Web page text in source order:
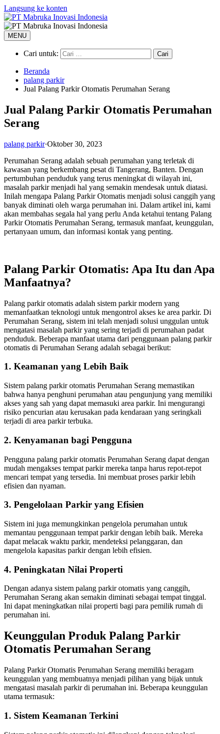
Langsung ke konten
MENU
Cari untuk:
Beranda
palang parkir
Jual Palang Parkir Otomatis Perumahan Serang
Jual Palang Parkir Otomatis Perumahan
Serang
palang parkir·Oktober 30, 2023
Perumahan Serang adalah sebuah perumahan yang terletak di
kawasan yang berkembang pesat di Tangerang, Banten. Dengan
pertumbuhan penduduk yang terus meningkat di wilayah ini,
masalah parkir menjadi hal yang semakin mendesak untuk diatasi.
Inilah mengapa Palang Parkir Otomatis menjadi solusi canggih yang
banyak diminati oleh warga perumahan ini. Dalam artikel ini, kami
akan membahas segala hal yang perlu Anda ketahui tentang Palang
Parkir Otomatis Perumahan Serang, termasuk manfaat, keunggulan,
pertanyaan umum, dan informasi kontak yang penting.
Palang Parkir Otomatis: Apa Itu dan Apa
Manfaatnya?
Palang parkir otomatis adalah sistem parkir modern yang
memanfaatkan teknologi untuk mengontrol akses ke area parkir. Di
Perumahan Serang, sistem ini telah menjadi solusi unggulan untuk
mengatasi masalah parkir yang sering terjadi di perumahan padat
penduduk. Beberapa manfaat utama dari penggunaan palang parkir
otomatis di Perumahan Serang adalah sebagai berikut:
1. Keamanan yang Lebih Baik
Sistem palang parkir otomatis Perumahan Serang memastikan
bahwa hanya penghuni perumahan atau pengunjung yang memiliki
akses yang sah yang dapat memasuki area parkir. Ini mengurangi
risiko pencurian atau kerusakan pada kendaraan yang seringkali
terjadi di area parkir terbuka.
2. Kenyamanan bagi Pengguna
Pengguna palang parkir otomatis Perumahan Serang dapat dengan
mudah mengakses tempat parkir mereka tanpa harus repot-repot
mencari tempat yang tersedia. Ini membuat proses parkir lebih
efisien dan nyaman.
3. Pengelolaan Parkir yang Efisien
Sistem ini juga memungkinkan pengelola perumahan untuk
memantau penggunaan tempat parkir dengan lebih baik. Mereka
dapat melacak waktu parkir, mendeteksi pelanggaran, dan
mengelola kapasitas parkir dengan lebih efisien.
4. Peningkatan Nilai Properti
Dengan adanya sistem palang parkir otomatis yang canggih,
Perumahan Serang akan semakin diminati sebagai tempat tinggal.
Ini dapat meningkatkan nilai properti bagi para pemilik rumah di
perumahan ini.
Keunggulan Produk Palang Parkir
Otomatis Perumahan Serang
Palang Parkir Otomatis Perumahan Serang memiliki beragam
keunggulan yang membuatnya menjadi pilihan yang bijak untuk
mengatasi masalah parkir di perumahan ini. Beberapa keunggulan
utama termasuk:
1. Sistem Keamanan Terkini